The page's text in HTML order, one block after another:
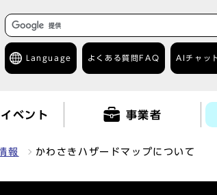
Language よくある質問 FAQ AIチャッ
ベント 事業者
報 かわさきハザードマップについて